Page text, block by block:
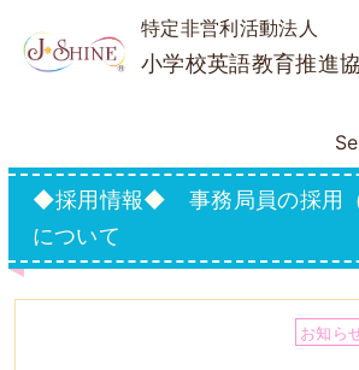
特定非営利活動法人
小学校英語教育推進
◆採用情報◆ 事務局員の採用（
について
お知ら